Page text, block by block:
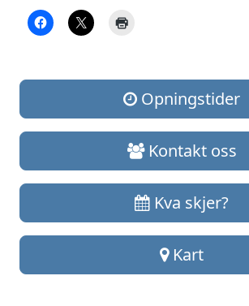
Opningstider
Kontakt oss
Kva skjer?
Kart